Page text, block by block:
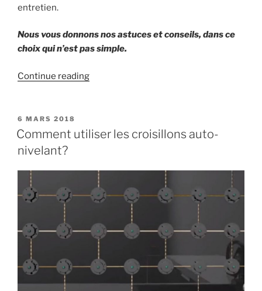
entretien.
Nous vous donnons nos astuces et conseils, dans ce
choix qui n’est pas simple.
Continue reading« Comment
?
à
prendre
en
! »
POSTED
ON
6 MARS 2018
Comment utiliser les croisillons auto-
nivelant?